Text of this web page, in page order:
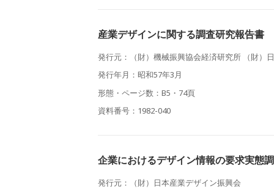
産業デザインに関する調査研究報告書
発行元：（財）機械振興協会経済研究所 （財）
発行年月：昭和57年3月
形態・ページ数：B5・74頁
資料番号：1982-040
企業におけるデザイン情報の要求実態
発行元：（財）日本産業デザイン振興会